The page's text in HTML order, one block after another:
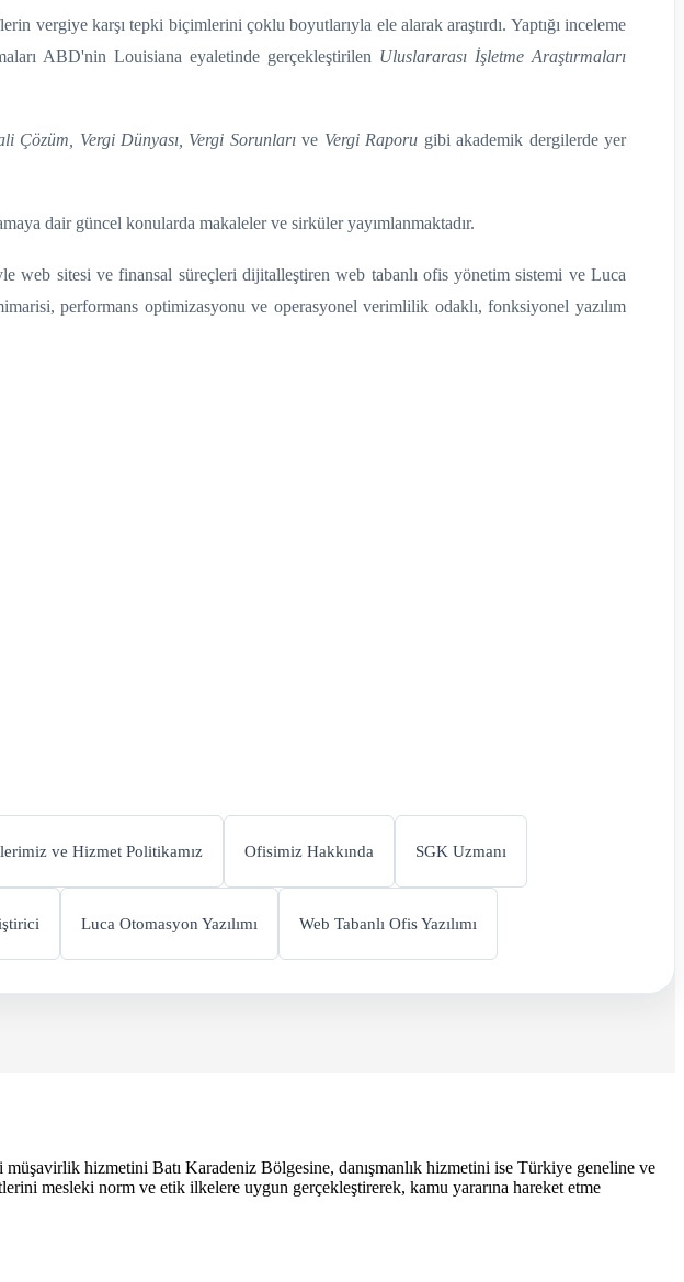
vergiye karşı tepki biçimlerini çoklu boyutlarıyla ele alarak araştırdı. Yaptığı inceleme
ABD'nin Louisiana eyaletinde gerçekleştirilen Uluslararası İşletme Araştırmaları
Çözüm, Vergi Dünyası, Vergi Sorunlarıve Vergi Raporu gibi akademik dergilerde yer
dair güncel konularda makaleler ve sirküler yayımlanmaktadır.
sitesi ve finansal süreçleri dijitalleştiren web tabanlı ofis yönetim sistemi ve Luca
performans optimizasyonu ve operasyonel verimlilik odaklı, fonksiyonel yazılım
ve Hizmet Politikamız Ofisimiz Hakkında SGK Uzmanı
Luca Otomasyon Yazılımı Web Tabanlı Ofis Yazılımı
hizmetini Batı Karadeniz Bölgesine, danışmanlık hizmetini ise Türkiye geneline ve
mesleki norm ve etik ilkelere uygun gerçekleştirerek, kamu yararına hareket etme